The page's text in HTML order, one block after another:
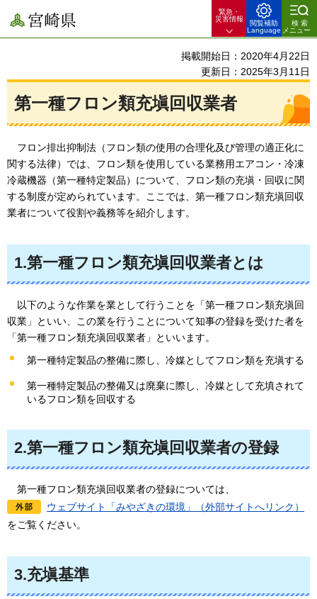
宮崎県
緊急・
災害情報
閲覧補助
Language
検索
メニュー
掲載開始日：2020年4月22日
更新日：2025年3月11日
第一種フロン類充塡回収業者
フロン排出抑制法（フロン類の使用の合理化及び管理の適正化に
関する法律）では、フロン類を使用している業務用エアコン・冷凍
冷蔵機器（第一種特定製品）について、 フロン類の充塡・回収に関
する制度が定められています。ここでは、第一種フロン類充塡回収
業者について役割や義務等を紹介します。
1.第一種フロン類充塡回収業者とは
以下のような作業を業として行うことを「第一種フロン類充塡回
収業」といい 、この業を行うことについて知事の登録を受けた者を
「第一種フロン類充塡回収業者」といいます。
第一種特定製品の整備に際し、冷媒としてフロン類を充塡する
第一種特定製品の整備又は廃棄に際し、冷媒として充填されて
いるフロン類を回収する
2.第一種フロン類充塡回収業者の登録
第一種フロン類充塡回収業者の登録については、
ウェブサイト「みやざきの環境」（外部サイトへリンク）
をご覧ください。
3.充塡基準